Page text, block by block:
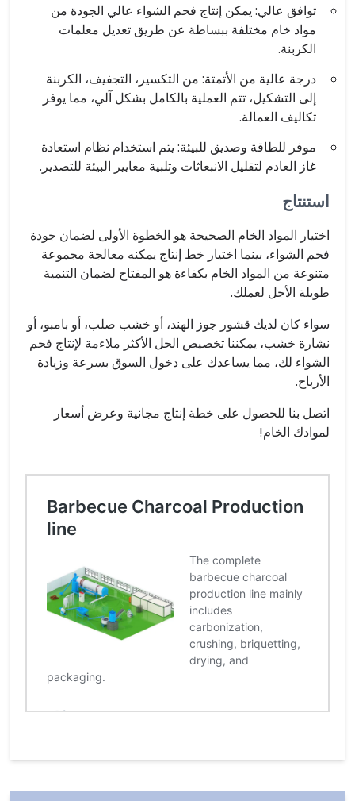
توافق عالي: يمكن إنتاج فحم الشواء عالي الجودة من
مواد خام مختلفة ببساطة عن طريق تعديل معلمات
الكربنة.
درجة عالية من الأتمتة: من التكسير، التجفيف، الكربنة
إلى التشكيل، تتم العملية بالكامل بشكل آلي، مما يوفر
تكاليف العمالة.
موفر للطاقة وصديق للبيئة: يتم استخدام نظام استعادة
غاز العادم لتقليل الانبعاثات وتلبية معايير البيئة للتصدير.
استنتاج
اختيار المواد الخام الصحيحة هو الخطوة الأولى لضمان جودة
فحم الشواء، بينما اختيار خط إنتاج يمكنه معالجة مجموعة
متنوعة من المواد الخام بكفاءة هو المفتاح لضمان التنمية
طويلة الأجل لعملك.
سواء كان لديك قشور جوز الهند، أو خشب صلب، أو بامبو، أو
نشارة خشب، يمكننا تخصيص الحل الأكثر ملاءمة لإنتاج فحم
الشواء لك، مما يساعدك على دخول السوق بسرعة وزيادة
الأرباح.
اتصل بنا للحصول على خطة إنتاج مجانية وعرض أسعار
لموادك الخام!